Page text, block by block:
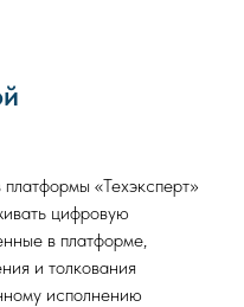
«Техэксперт»
цифровую
в платформе,
и толкования
исполнению